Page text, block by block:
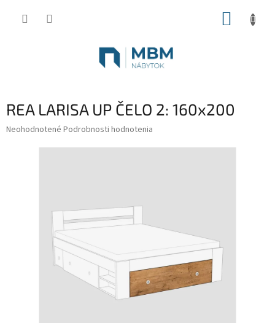
REA LARISA UP ČELO 2: 160x200
Priemerné
Neohodnotené Podrobnosti hodnotenia